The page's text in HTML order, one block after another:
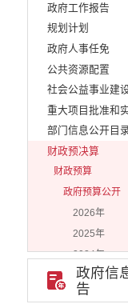
政府工作报告
规划计划
政府人事任免
公共资源配置
社会公益事业建
重大项目批准和
部门信息公开目
财政预决算
财政预算
政府预算公开
2026年
2025年
2024年
2023年
2022年
政府信
告